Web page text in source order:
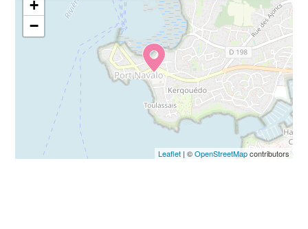
+
−
Leaflet| ©OpenStreetMapcontributors